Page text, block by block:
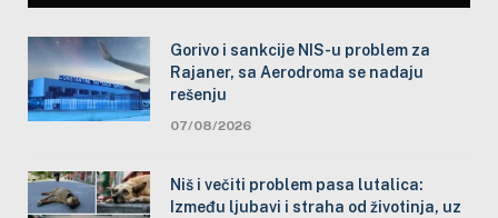
Gorivo i sankcije NIS-u problem za
Rajaner, sa Aerodroma se nadaju
rešenju
07/08/2026
Niš i večiti problem pasa lutalica:
Između ljubavi i straha od životinja, uz